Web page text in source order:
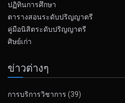
ปฏิทินการศึกษา
ตารางสอนระดับปริญญาตรี
คู่มือนิสิตระดับปริญญาตรี
ศิษย์เก่า
ข่าวต่างๆ
การบริการวิชาการ (39)